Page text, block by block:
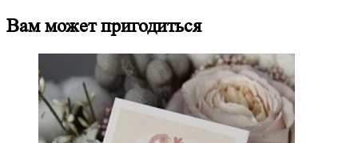
Вам может пригодиться